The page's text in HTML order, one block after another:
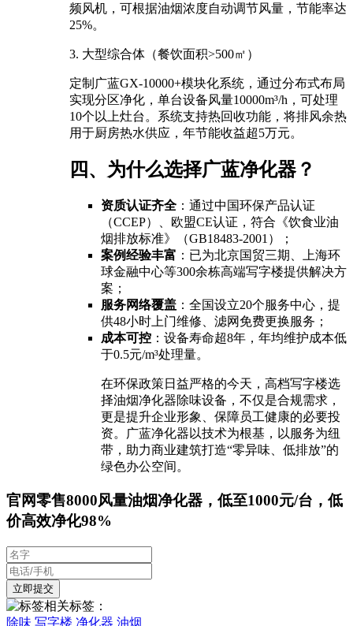
频风机，可根据油烟浓度自动调节风量，节能率达
25%。
3. 大型综合体（餐饮面积>500㎡）
定制广蓝GX-10000+模块化系统，通过分布式布局
实现分区净化，单台设备风量10000m³/h，可处理
10个以上灶台。系统支持热回收功能，将排风余热
用于厨房热水供应，年节能收益超5万元。
四、为什么选择广蓝净化器？
资质认证齐全 ：通过中国环保产品认证
（CCEP）、欧盟CE认证，符合《饮食业油
烟排放标准》（GB18483-2001）；
案例经验丰富 ：已为北京国贸三期、上海环
球金融中心等300余栋高端写字楼提供解决方
案；
服务网络覆盖 ：全国设立20个服务中心，提
供48小时上门维修、滤网免费更换服务；
成本可控 ：设备寿命超8年，年均维护成本低
于0.5元/m³处理量。
在环保政策日益严格的今天，高档写字楼选
择油烟净化器除味设备，不仅是合规需求，
更是提升企业形象、保障员工健康的必要投
资。广蓝净化器以技术为根基，以服务为纽
带，助力商业建筑打造“零异味、低排放”的
绿色办公空间。
官网零售8000风量油烟净化器，低至1000元/台，低
价高效净化98%
相关标签：
除味 写字楼 净化器 油烟